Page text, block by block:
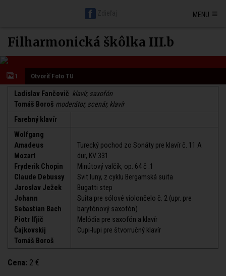
Karlova ves
Podunajské Biskupice
Záhorská Bystrica
Jarovce Čunovo Rusovce Svätý jur
Senec
Malacky Pezinok Modra
MENU ≡
Filharmonická škôlka III.b
1 Otvoriť Foto TU
Ladislav Fančovič klavír, saxofón
Tomáš Boroš moderátor, scenár, klavír
Farebný klavír
Wolfgang
Amadeus
Mozart
Fryderik Chopin
Claude Debussy
Jaroslav Ježek
Johann
Sebastian Bach
Piotr Iľjič
Čajkovskij
Tomáš Boroš
Turecký pochod zo Sonáty pre klavír č. 11 A
dur, KV 331
Minútový valčík, op. 64 č .1
Svit luny, z cyklu Bergamská suita
Bugatti step
Suita pre sólové violončelo č. 2 (upr. pre
barytónový saxofón)
Melódia pre saxofón a klavír
Cupi-lupi pre štvorručný klavír
Cena: 2 €